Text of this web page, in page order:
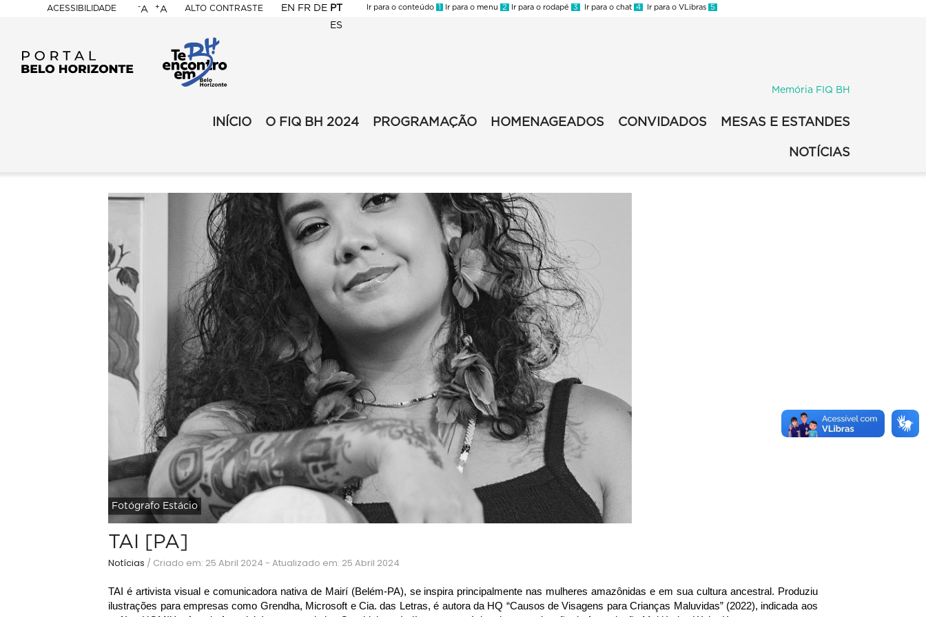
ACESSIBILIDADE
BELO
-A +A ALTO CONTRASTE EN FR DE PT
ES
Ir para o conteúdo 1 Ir para o menu 2 Ir para o rodapé 3 Ir para o chat 4 Ir para o VLibras 5
Memória FIQ BH
MENU
INÍCIO O FIQ BH 2024 PROGRAMAÇÃO HOMENAGEADOS CONVIDADOS MESAS E ESTANDES
NOTÍCIAS
Fotógrafo Estácio
TAI [PA]
Notícias / Criado em: 25 Abril 2024 - Atualizado em: 25 Abril 2024
TAI é artivista visual e comunicadora nativa de Mairí (Belém-PA), se inspira principalmente nas mulheres amazônidas e em sua cultura ancestral. Produziu
ilustrações para empresas como Grendha, Microsoft e Cia. das Letras, é autora da HQ “Causos de Visagens para Crianças Maluvidas” (2022), indicada aos